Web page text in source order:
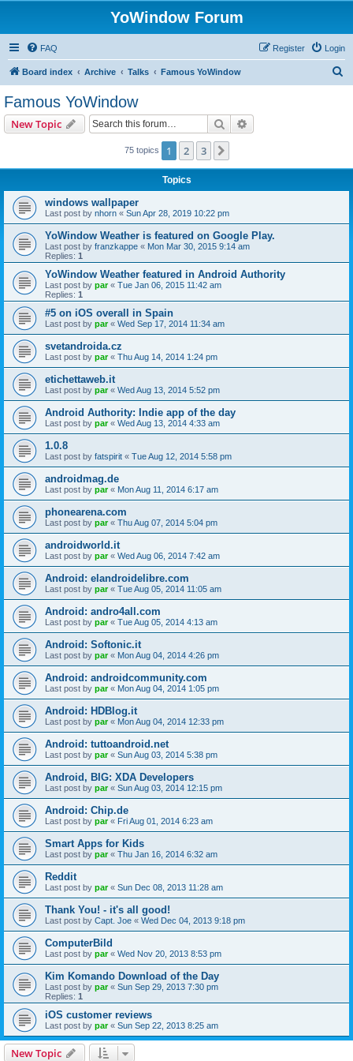
YoWindow Forum
FAQ Login
Register
Board index Archive Talks Famous YoWindow
Famous YoWindow
New Topic Search
75 topics 1 2 3
Topics
windows wallpaper
Last post by nhorn « Sun Apr 28, 2019 10:22 pm
YoWindow Weather is featured on Google Play.
Last post by franzkappe « Mon Mar 30, 2015 9:14 am
Replies: 1
YoWindow Weather featured in Android Authority
Last post by par« Tue Jan 06, 2015 11:42 am
Replies: 1
#5 on iOS overall in Spain
Last post by par« Wed Sep 17, 2014 11:34 am
svetandroida.cz
Last post by par« Thu Aug 14, 2014 1:24 pm
etichettaweb.it
Last post by par« Wed Aug 13, 2014 5:52 pm
Android Authority: Indie app of the day
Last post by par« Wed Aug 13, 2014 4:33 am
1.0.8
Last post by fatspirit « Tue Aug 12, 2014 5:58 pm
androidmag.de
Last post by par« Mon Aug 11, 2014 6:17 am
phonearena.com
Last post by par« Thu Aug 07, 2014 5:04 pm
androidworld.it
Last post by par« Wed Aug 06, 2014 7:42 am
Android: elandroidelibre.com
Last post by par« Tue Aug 05, 2014 11:05 am
Android: andro4all.com
Last post by par« Tue Aug 05, 2014 4:13 am
Android: Softonic.it
Last post by par« Mon Aug 04, 2014 4:26 pm
Android: androidcommunity.com
Last post by par« Mon Aug 04, 2014 1:05 pm
Android: HDBlog.it
Last post by par« Mon Aug 04, 2014 12:33 pm
Android: tuttoandroid.net
Last post by par« Sun Aug 03, 2014 5:38 pm
Android, BIG: XDA Developers
Last post by par« Sun Aug 03, 2014 12:15 pm
Android: Chip.de
Last post by par« Fri Aug 01, 2014 6:23 am
Smart Apps for Kids
Last post by par« Thu Jan 16, 2014 6:32 am
Reddit
Last post by par« Sun Dec 08, 2013 11:28 am
Thank You! - it's all good!
Last post by Capt. Joe « Wed Dec 04, 2013 9:18 pm
ComputerBild
Last post by par« Wed Nov 20, 2013 8:53 pm
Kim Komando Download of the Day
Last post by par« Sun Sep 29, 2013 7:30 pm
Replies: 1
iOS customer reviews
Last post by par« Sun Sep 22, 2013 8:25 am
New Topic